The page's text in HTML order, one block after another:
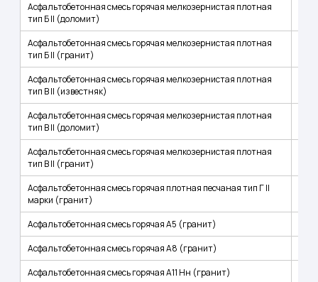
Асфальтобетонная смесь горячая мелкозернистая плотная
тип Б II (доломит)
Асфальтобетонная смесь горячая мелкозернистая плотная
тип Б II (гранит)
Асфальтобетонная смесь горячая мелкозернистая плотная
тип В II (известняк)
Асфальтобетонная смесь горячая мелкозернистая плотная
тип В II (доломит)
Асфальтобетонная смесь горячая мелкозернистая плотная
тип В II (гранит)
Асфальтобетонная смесь горячая плотная песчаная тип Г II
марки (гранит)
Асфальтобетонная смесь горячая А5 (гранит)
Асфальтобетонная смесь горячая А8 (гранит)
Асфальтобетонная смесь горячая А11 Нн (гранит)